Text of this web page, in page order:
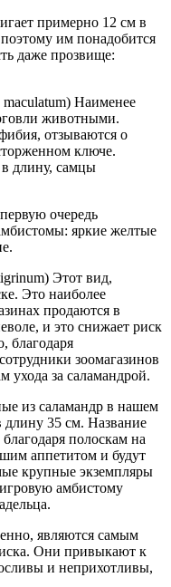
примерно 12 см в
им понадобится
даже прозвище:
Наименее
животными.
отзываются о
ключе.
длину, самцы
очередь
яркие желтые
Этот вид,
Это наиболее
продаются в
и это снижает риск
благодаря
зоомагазинов
ухода за саламандрой.
из саламандр в нашем
длину 35 см. Название
полоскам на
аппетитом и будут
крупные экземпляры
амбистому
являются самым
Они привыкают к
и неприхотливы,